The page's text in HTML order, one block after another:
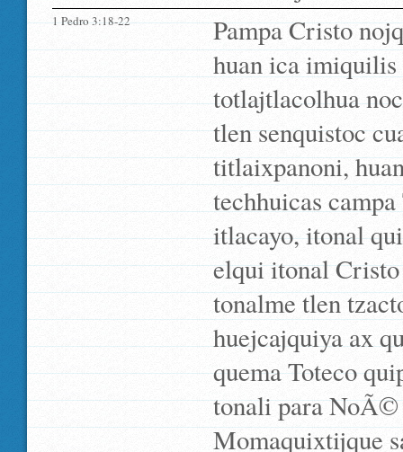
1 Pedro 3:18-22
Pampa Cristo
huan ica
totlajtlacolhua
tlen senquistoc
titlaixpanoni,
techhuicas
itlacayo, itonal
elqui itonal
tonalme tlen
huejcajquiya ax
quema Toteco
tonali para NoÃ©
Momaquixtijque